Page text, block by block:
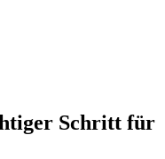
Schritt für